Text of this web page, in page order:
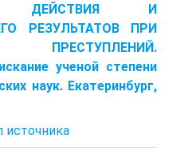
ДЕЙСТВИЯ И
РЕЗУЛЬТАТОВ ПРИ
ПРЕСТУПЛЕНИЙ.
ученой степени
наук. Екатеринбург,
источника